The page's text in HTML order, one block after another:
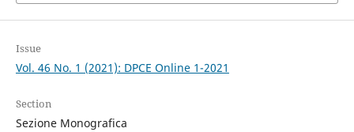
Issue
Vol. 46 No. 1 (2021): DPCE Online 1-2021
Section
Sezione Monografica